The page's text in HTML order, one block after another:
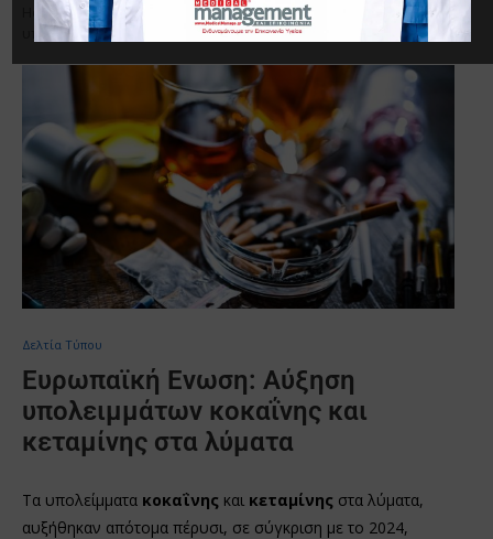
Home Δελτία Τύπου
Ευρωπαϊκή Ενωση: Αύξηση
υπολειμμάτων κοκαΐνης και κεταμίνης στα λύματα
Δελτία Τύπου
Ευρωπαϊκή Ενωση: Αύξηση
υπολειμμάτων κοκαΐνης και
κεταμίνης στα λύματα
Τα υπολείμματα κοκαΐνης και κεταμίνης στα λύματα,
αυξήθηκαν απότομα πέρυσι, σε σύγκριση με το 2024,